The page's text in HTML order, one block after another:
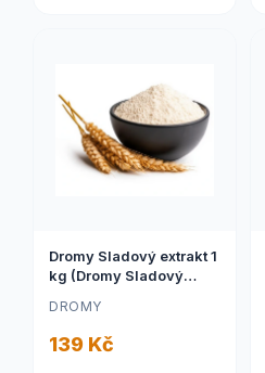
Dromy Sladový extrakt 1
kg (Dromy Sladový
DROMY
139 Kč